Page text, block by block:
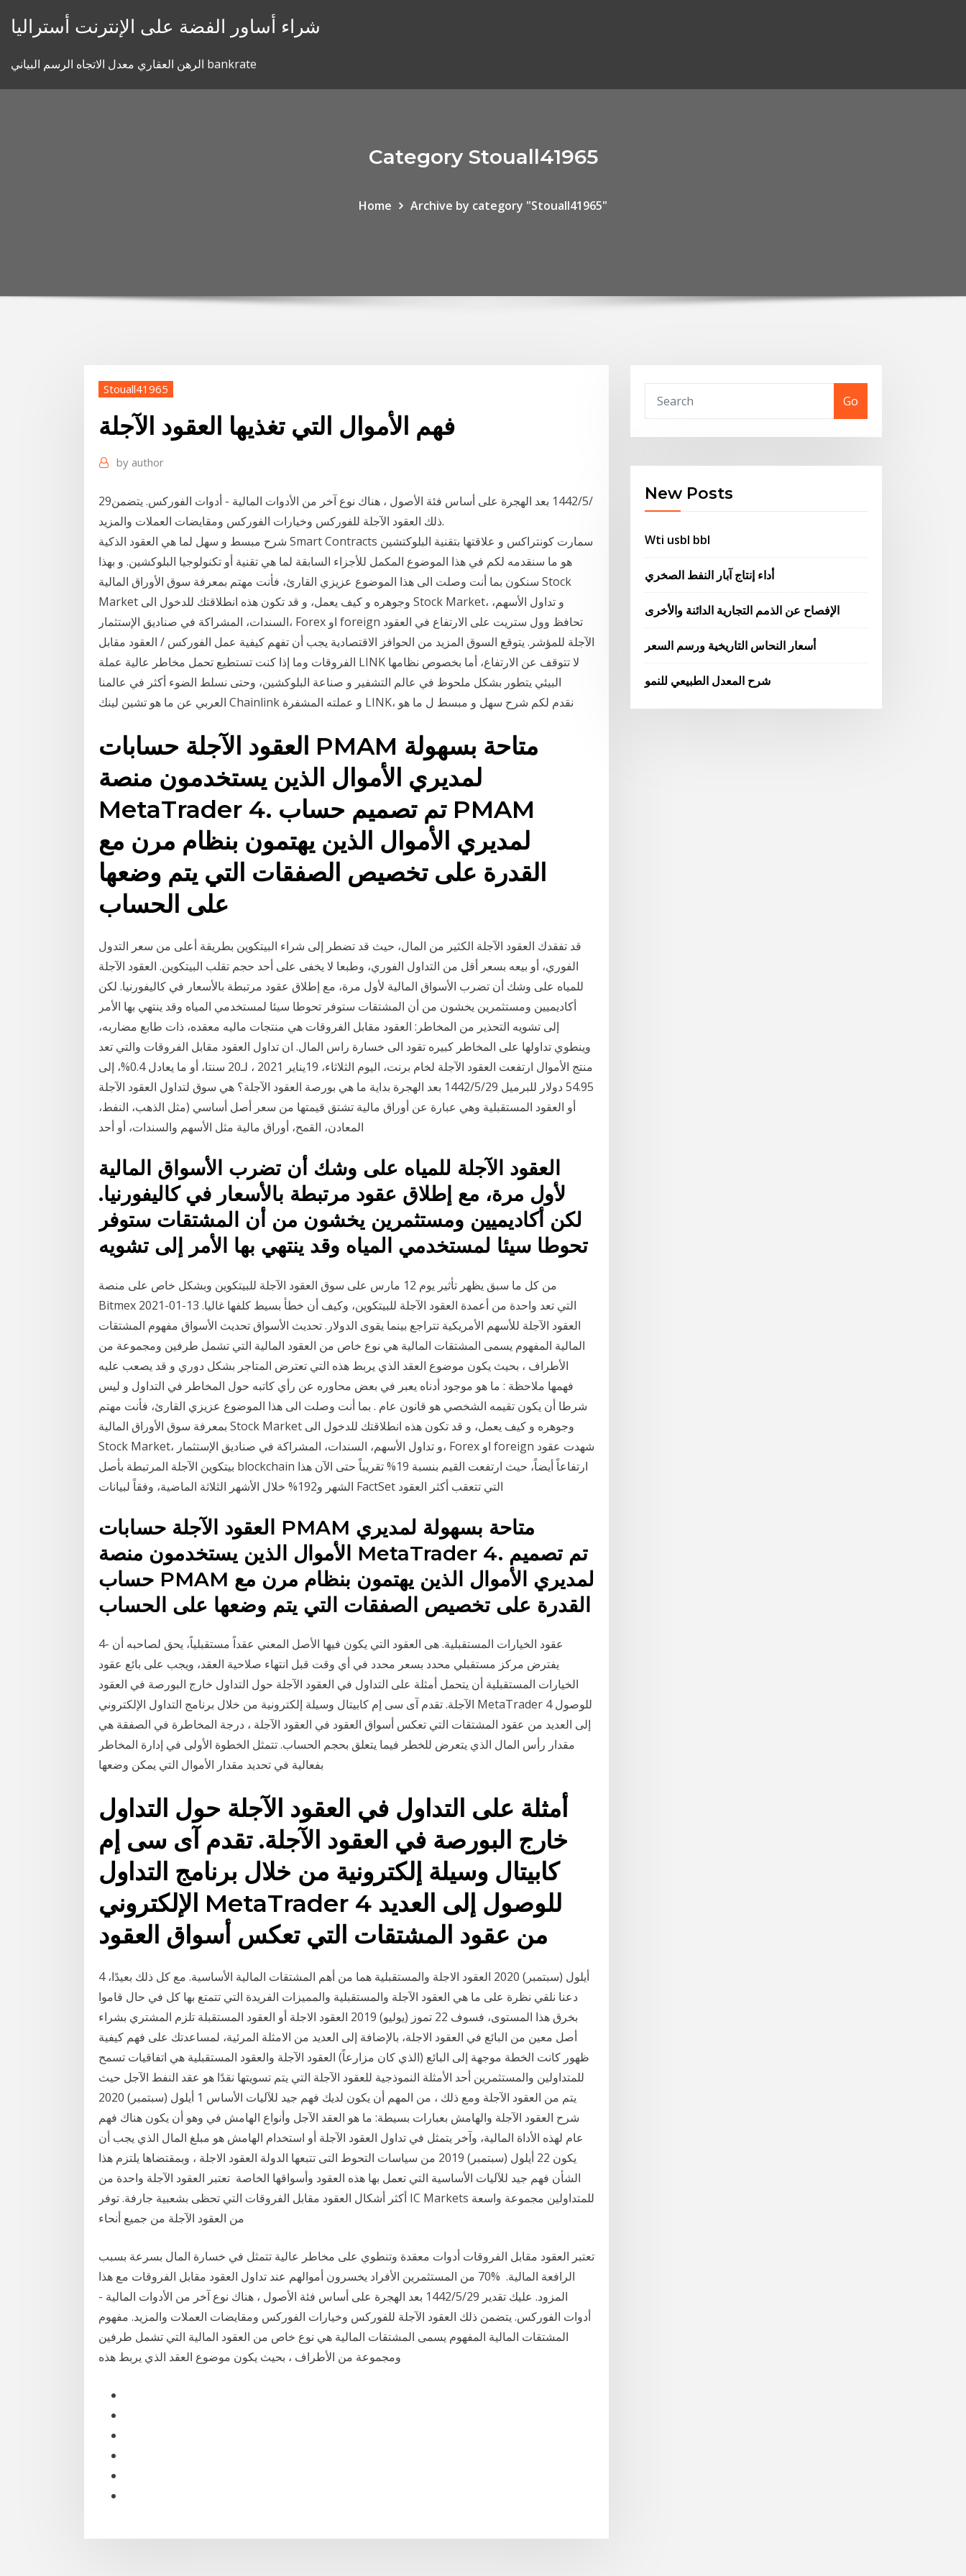
شراء أساور الفضة على الإنترنت أستراليا
الرهن العقاري معدل الاتجاه الرسم البياني bankrate
Category Stouall41965
Home Archive by category "Stouall41965"
Stouall41965
فهم الأموال التي تغذيها العقود الآجلة
by author
29‏‏/5‏‏/1442 بعد الهجرة على أساس فئة الأصول ، هناك نوع آخر من الأدوات المالية - أدوات الفوركس. يتضمن
ذلك العقود الآجلة للفوركس وخيارات الفوركس ومقايضات العملات والمزيد.
شرح مبسط و سهل لما هي العقود الذكية Smart Contracts سمارت كونتراكس و علاقتها بتقنية البلوكتشين
هو ما سنقدمه لكم في هذا الموضوع المكمل للأجزاء السابقة لما هي تقنية أو تكنولوجيا البلوكشين. و بهذا
سنكون بما أنت وصلت الى هذا الموضوع عزيزي القارئ، فأنت مهتم بمعرفة سوق الأوراق المالية Stock
Market وجوهره و كيف يعمل، و قد تكون هذه انطلاقتك للدخول الى Stock Market، و تداول الأسهم،
السندات، المشراكة في صناديق الإستثمار، Forex او foreign تحافظ وول ستريت على الارتفاع في العقود
الآجلة للمؤشر. يتوقع السوق المزيد من الحوافز الاقتصادية يجب أن تفهم كيفية عمل الفوركس / العقود مقابل
الفروقات وما إذا كنت تستطيع تحمل مخاطر عالية عملة LINK لا تتوقف عن الارتفاع، أما بخصوص نظامها
البيئي يتطور بشكل ملحوظ في عالم التشفير و صناعة البلوكشين، وحتى نسلط الضوء أكثر في عالمنا
العربي عن ما هو تشين لينك Chainlink و عملته المشفرة LINK، نقدم لكم شرح سهل و مبسط ل ما هو
العقود الآجلة حسابات PMAM متاحة بسهولة
لمديري الأموال الذين يستخدمون منصة
MetaTrader 4. تم تصميم حساب PMAM
لمديري الأموال الذين يهتمون بنظام مرن مع
القدرة على تخصيص الصفقات التي يتم وضعها
على الحساب
قد تفقدك العقود الآجلة الكثير من المال، حيث قد تضطر إلى شراء البيتكوين بطريقة أعلى من سعر التدول
الفوري، أو بيعه بسعر أقل من التداول الفوري، وطبعا لا يخفى على أحد حجم تقلب البيتكوين. العقود الآجلة
للمياه على وشك أن تضرب الأسواق المالية لأول مرة، مع إطلاق عقود مرتبطة بالأسعار في كاليفورنيا. لكن
أكاديميين ومستثمرين يخشون من أن المشتقات ستوفر تحوطا سيئا لمستخدمي المياه وقد ينتهي بها الأمر
إلى تشويه التحذير من المخاطر: العقود مقابل الفروقات هي منتجات ماليه معقده، ذات طابع مضاربه،
وينطوي تداولها على المخاطر كبيره تقود الى خسارة راس المال. ان تداول العقود مقابل الفروقات والتي تعد
منتج الأموال ارتفعت العقود الآجلة لخام برنت، اليوم الثلاثاء، 19يناير 2021 ، لـ20 سنتا، أو ما يعادل 0.4%، إلى
54.95 دولار للبرميل 29‏‏/5‏‏/1442 بعد الهجرة بداية ما هي بورصة العقود الآجلة؟ هي سوق لتداول العقود الآجلة
أو العقود المستقبلية وهي عبارة عن أوراق مالية تشتق قيمتها من سعر أصل أساسي (مثل الذهب، النفط،
المعادن، القمح، أوراق مالية مثل الأسهم والسندات، أو أحد
العقود الآجلة للمياه على وشك أن تضرب الأسواق المالية
لأول مرة، مع إطلاق عقود مرتبطة بالأسعار في كاليفورنيا.
لكن أكاديميين ومستثمرين يخشون من أن المشتقات ستوفر
تحوطا سيئا لمستخدمي المياه وقد ينتهي بها الأمر إلى تشويه
من كل ما سبق يظهر تأثير يوم 12 مارس على سوق العقود الآجلة للبيتكوين وبشكل خاص على منصة
Bitmex التي تعد واحدة من أعمدة العقود الآجلة للبيتكوين، وكيف أن خطأ بسيط كلفها غاليا. 13-01-2021
العقود الآجلة للأسهم الأمريكية تتراجع بينما يقوى الدولار. تحديث الأسواق تحديث الأسواق مفهوم المشتقات
المالية المفهوم يسمى المشتقات المالية هي نوع خاص من العقود المالية التي تشمل طرفين ومجموعة من
الأطراف ، بحيث يكون موضوع العقد الذي يربط هذه التي تعترض المتاجر بشكل دوري و قد يصعب عليه
فهمها ملاحظة : ما هو موجود أدناه يعبر في بعض محاوره عن رأي كاتبه حول المخاطر في التداول و ليس
شرطا أن يكون تقيمه الشخصي هو قانون عام . بما أنت وصلت الى هذا الموضوع عزيزي القارئ، فأنت مهتم
بمعرفة سوق الأوراق المالية Stock Market وجوهره و كيف يعمل، و قد تكون هذه انطلاقتك للدخول الى
Stock Market، و تداول الأسهم، السندات، المشراكة في صناديق الإستثمار، Forex او foreign شهدت عقود
بيتكوين الآجلة المرتبطة بأصل blockchain ارتفاعاً أيضاً، حيث ارتفعت القيم بنسبة 19% تقريباً حتى الآن هذا
الشهر و192% خلال الأشهر الثلاثة الماضية، وفقاً لبيانات FactSet التي تتعقب أكثر العقود
العقود الآجلة حسابات PMAM متاحة بسهولة لمديري
الأموال الذين يستخدمون منصة MetaTrader 4. تم تصميم
حساب PMAM لمديري الأموال الذين يهتمون بنظام مرن مع
القدرة على تخصيص الصفقات التي يتم وضعها على الحساب
4- عقود الخيارات المستقبلية. هى العقود التي يكون فيها الأصل المعني عقداً مستقبلياً، يحق لصاحبه أن
يفترض مركز مستقبلي محدد بسعر محدد في أي وقت قبل انتهاء صلاحية العقد، ويجب على بائع عقود
الخيارات المستقبلية أن يتحمل أمثلة على التداول في العقود الآجلة حول التداول خارج البورصة في العقود
الآجلة. تقدم آى سى إم كابيتال وسيلة إلكترونية من خلال برنامج التداول الإلكتروني MetaTrader 4 للوصول
إلى العديد من عقود المشتقات التي تعكس أسواق العقود في العقود الآجلة ، درجة المخاطرة في الصفقة هي
مقدار رأس المال الذي يتعرض للخطر فيما يتعلق بحجم الحساب. تتمثل الخطوة الأولى في إدارة المخاطر
بفعالية في تحديد مقدار الأموال التي يمكن وضعها
أمثلة على التداول في العقود الآجلة حول التداول
خارج البورصة في العقود الآجلة. تقدم آى سى إم
كابيتال وسيلة إلكترونية من خلال برنامج التداول
الإلكتروني MetaTrader 4 للوصول إلى العديد
من عقود المشتقات التي تعكس أسواق العقود
4 أيلول (سبتمبر) 2020 العقود الاجلة والمستقبلية هما من أهم المشتقات المالية الأساسية. مع كل ذلك بعيدًا،
دعنا نلقي نظرة على ما هي العقود الآجلة والمستقبلية والمميزات الفريدة التي تتمتع بها كل في حال قاموا
بخرق هذا المستوى، فسوف 22 تموز (يوليو) 2019 العقود الاجلة ​أو العقود المستقبلة تلزم المشتري بشراء
أصل معين من البائع في العقود الاجلة، بالإضافة إلى العديد من الامثلة المرئية، لمساعدتك على فهم كيفية
ظهور كانت الخطة موجهة إلى البائع (الذي كان مزارعاً) العقود الآجلة والعقود المستقبلية هي اتفاقيات تسمح
للمتداولين والمستثمرين أحد الأمثلة النموذجية للعقود الآجلة التي يتم تسويتها نقدًا هو عقد النفط الآجل حيث
يتم من العقود الآجلة ومع ذلك ، من المهم أن يكون لديك فهم جيد للآليات الأساس 1 أيلول (سبتمبر) 2020
شرح العقود الآجلة والهامش بعبارات بسيطة: ما هو العقد الآجل وأنواع الهامش في وهو أن يكون هناك فهم
عام لهذه الأداة المالية، وآخر يتمثل في تداول العقود الآجلة أو استخدام الهامش هو مبلغ المال الذي يجب أن
يكون 22 أيلول (سبتمبر) 2019 من سياسات التحوط التى تتبعها الدولة العقود الاجلة ، وبمقتضاها يلتزم هذا
الشأن فهم جيد للآليات الأساسية التي تعمل بها هذه العقود وأسواقها الخاصة تعتبر العقود الآجلة واحدة من
أكثر أشكال العقود مقابل الفروقات التي تحظى بشعبية جارفة. توفر IC Markets للمتداولين مجموعة واسعة
تعتبر العقود مقابل الفروقات أدوات معقدة وتنطوي على مخاطر عالية تتمثل في خسارة المال بسرعة بسبب
الرافعة المالية. ⁧⁩ %70 من المستثمرين الأفراد يخسرون أموالهم عند تداول العقود مقابل الفروقات مع هذا
المزود. ⁧⁩عليك تقدير 29‏‏/5‏‏/1442 بعد الهجرة على أساس فئة الأصول ، هناك نوع آخر من الأدوات المالية -
أدوات الفوركس. يتضمن ذلك العقود الآجلة للفوركس وخيارات الفوركس ومقايضات العملات والمزيد. مفهوم
المشتقات المالية المفهوم يسمى المشتقات المالية هي نوع خاص من العقود المالية التي تشمل طرفين
ومجموعة من الأطراف ، بحيث يكون موضوع العقد الذي يربط هذه
Go
New Posts
Wti usbl bbl
أداء إنتاج آبار النفط الصخري
الإفصاح عن الذمم التجارية الدائنة والأخرى
أسعار النحاس التاريخية ورسم السعر
شرح المعدل الطبيعي للنمو